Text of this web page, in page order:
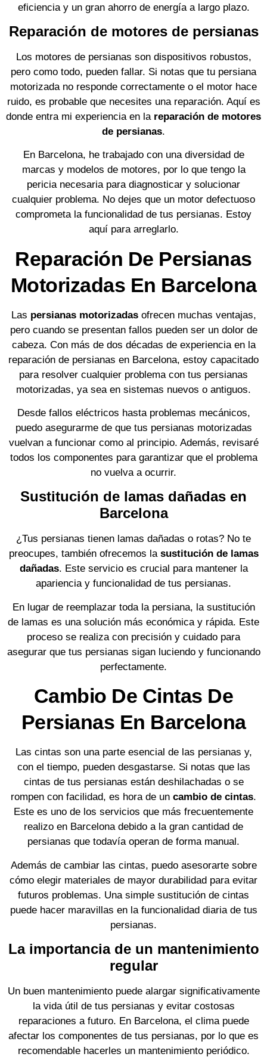
eficiencia y un gran ahorro de energía a largo plazo.
Reparación de motores de persianas
Los motores de persianas son dispositivos robustos,
pero como todo, pueden fallar. Si notas que tu persiana
motorizada no responde correctamente o el motor hace
ruido, es probable que necesites una reparación. Aquí es
donde entra mi experiencia en la reparación de motores
de persianas.
En Barcelona, he trabajado con una diversidad de
marcas y modelos de motores, por lo que tengo la
pericia necesaria para diagnosticar y solucionar
cualquier problema. No dejes que un motor defectuoso
comprometa la funcionalidad de tus persianas. Estoy
aquí para arreglarlo.
Reparación De Persianas
Motorizadas En Barcelona
Las persianas motorizadasofrecen muchas ventajas,
pero cuando se presentan fallos pueden ser un dolor de
cabeza. Con más de dos décadas de experiencia en la
reparación de persianas en Barcelona, estoy capacitado
para resolver cualquier problema con tus persianas
motorizadas, ya sea en sistemas nuevos o antiguos.
Desde fallos eléctricos hasta problemas mecánicos,
puedo asegurarme de que tus persianas motorizadas
vuelvan a funcionar como al principio. Además, revisaré
todos los componentes para garantizar que el problema
no vuelva a ocurrir.
Sustitución de lamas dañadas en
Barcelona
¿Tus persianas tienen lamas dañadas o rotas? No te
preocupes, también ofrecemos la sustitución de lamas
dañadas. Este servicio es crucial para mantener la
apariencia y funcionalidad de tus persianas.
En lugar de reemplazar toda la persiana, la sustitución
de lamas es una solución más económica y rápida. Este
proceso se realiza con precisión y cuidado para
asegurar que tus persianas sigan luciendo y funcionando
perfectamente.
Cambio De Cintas De
Persianas En Barcelona
Las cintas son una parte esencial de las persianas y,
con el tiempo, pueden desgastarse. Si notas que las
cintas de tus persianas están deshilachadas o se
rompen con facilidad, es hora de un cambio de cintas.
Este es uno de los servicios que más frecuentemente
realizo en Barcelona debido a la gran cantidad de
persianas que todavía operan de forma manual.
Además de cambiar las cintas, puedo asesorarte sobre
cómo elegir materiales de mayor durabilidad para evitar
futuros problemas. Una simple sustitución de cintas
puede hacer maravillas en la funcionalidad diaria de tus
persianas.
La importancia de un mantenimiento
regular
Un buen mantenimiento puede alargar significativamente
la vida útil de tus persianas y evitar costosas
reparaciones a futuro. En Barcelona, el clima puede
afectar los componentes de tus persianas, por lo que es
recomendable hacerles un mantenimiento periódico.